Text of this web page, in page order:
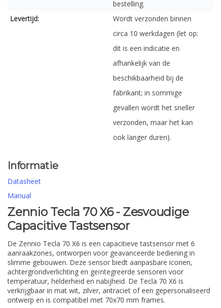
bestelling.
Levertijd:
Wordt verzonden binnen
circa 10 werkdagen (let op:
dit is een indicatie en
afhankelijk van de
beschikbaarheid bij de
fabrikant; in sommige
gevallen wordt het sneller
verzonden, maar het kan
ook langer duren).
Informatie
Datasheet
Manual
Zennio Tecla 70 X6 - Zesvoudige
Capacitive Tastsensor
De Zennio Tecla 70 X6 is een capacitieve tastsensor met 6
aanraakzones, ontworpen voor geavanceerde bediening in
slimme gebouwen. Deze sensor biedt aanpasbare iconen,
achtergrondverlichting en geïntegreerde sensoren voor
temperatuur, helderheid en nabijheid. De Tecla 70 X6 is
verkrijgbaar in mat wit, zilver, antraciet of een gepersonaliseerd
ontwerp en is compatibel met 70x70 mm frames.